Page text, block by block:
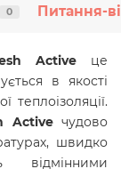
0 Питання-
Active це
в якості
Activeчудово
швидко
відмінними